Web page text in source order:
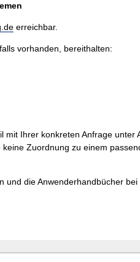
erreichbar.
vorhanden, bereithalten:
Ihrer konkreten Anfrage
keine Zuordnung zu einem
die Anwenderhandbücher